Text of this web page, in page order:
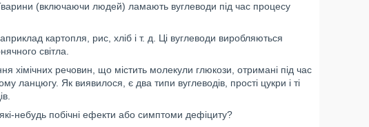
(включаючи людей) ламають вуглеводи під час процесу
картопля, рис, хліб і т. д. Ці вуглеводи виробляються
світла.
хімічних речовин, що містить молекули глюкози, отримані під час
ланцюгу. Як виявилося, є два типи вуглеводів, прості цукри і ті
небудь побічні ефекти або симптоми дефіциту?